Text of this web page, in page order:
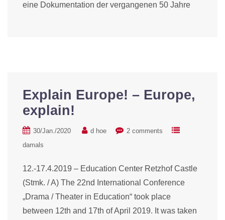
eine Dokumentation der vergangenen 50 Jahre
Explain Europe! – Europe,
explain!
30/Jan./2020 d hoe
2 comments
damals
12.-17.4.2019 – Education Center Retzhof Castle
(Stmk. / A) The 22nd International Conference
„Drama / Theater in Education“ took place
between 12th and 17th of April 2019. It was taken